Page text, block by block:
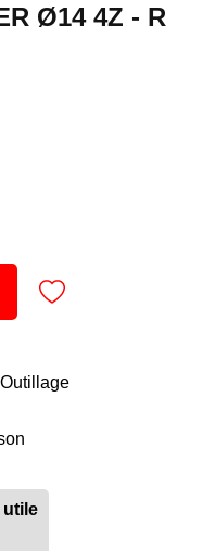
Ø14 4Z - R
utile